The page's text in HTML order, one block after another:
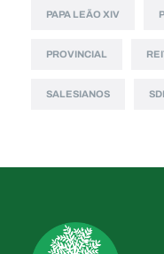
PAPA LEÃO XIV
PROVINCIAL
SALESIANOS